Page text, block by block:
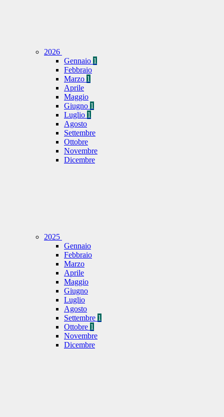
2026
Gennaio 1
Febbraio
Marzo 1
Aprile
Maggio
Giugno 1
Luglio 1
Agosto
Settembre
Ottobre
Novembre
Dicembre
2025
Gennaio
Febbraio
Marzo
Aprile
Maggio
Giugno
Luglio
Agosto
Settembre 1
Ottobre 1
Novembre
Dicembre